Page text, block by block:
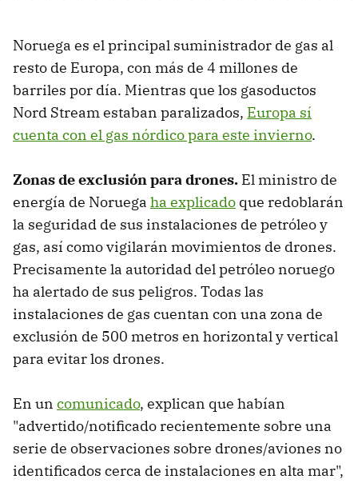
Noruega es el principal suministrador de gas al
resto de Europa, con más de 4 millones de
barriles por día. Mientras que los gasoductos
Nord Stream estaban paralizados, Europa sí
cuenta con el gas nórdico para este invierno.
Zonas de exclusión para drones. El ministro de
energía de Noruega ha explicado que redoblarán
la seguridad de sus instalaciones de petróleo y
gas, así como vigilarán movimientos de drones.
Precisamente la autoridad del petróleo noruego
ha alertado de sus peligros. Todas las
instalaciones de gas cuentan con una zona de
exclusión de 500 metros en horizontal y vertical
para evitar los drones.
En un comunicado, explican que habían
"advertido/notificado recientemente sobre una
serie de observaciones sobre drones/aviones no
identificados cerca de instalaciones en alta mar",